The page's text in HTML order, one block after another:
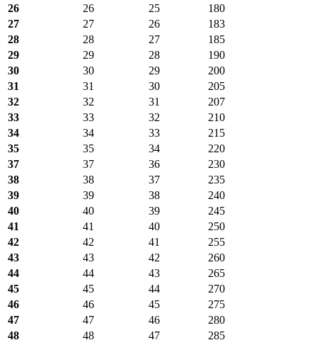
26
26 25
180
27
27 26
183
28
28 27
185
29
29 28
190
30
30 29
200
31
31 30
205
32
32 31
207
33
33 32
210
34
34 33
215
35
35 34
220
37
37 36
230
38
38 37
235
39
39 38
240
40
40 39
245
41
41 40
250
42
42 41
255
43
43 42
260
44
44 43
265
45
45 44
270
46
46 45
275
47
47 46
280
48
48 47 285